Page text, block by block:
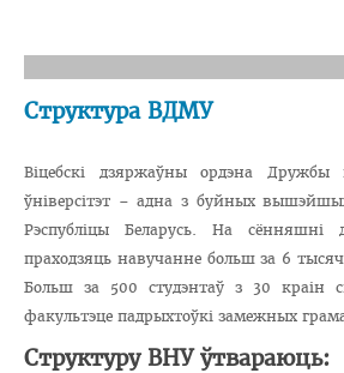
Структура ВДМУ
Віцебскі дзяржаўны ордэна Дружбы
ўніверсітэт – адна з буйных
Рэспубліцы Беларусь. На сённяшні
праходзяць навучанне больш за 6 тысяч
Больш за 500 студэнтаў з 30 краін
факультэце падрыхтоўкі замежных
Структуру ВНУ ўтвараюць: